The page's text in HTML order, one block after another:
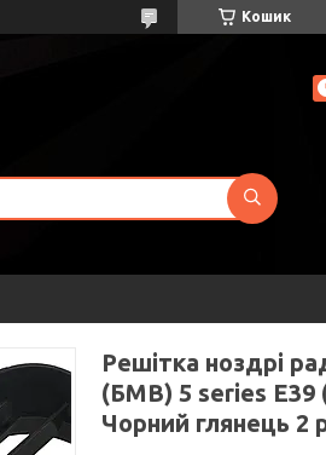
Кошик
Решітка ноздрі
(БМВ) 5 series E39
Чорний глянець 2